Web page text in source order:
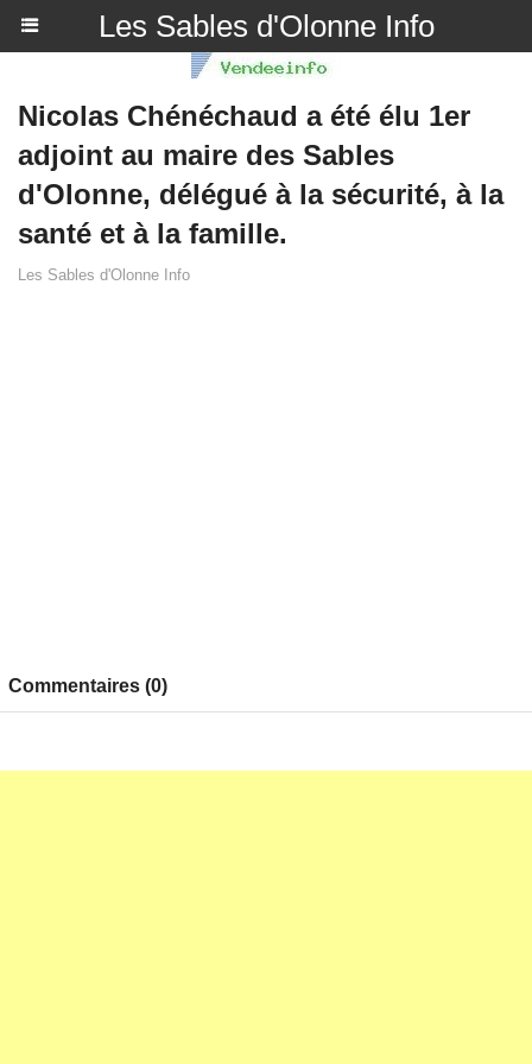
Les Sables d'Olonne Info
Nicolas Chénéchaud a été élu 1er
adjoint au maire des Sables
d'Olonne, délégué à la sécurité, à la
santé et à la famille.
Les Sables d'Olonne Info
Commentaires (0)